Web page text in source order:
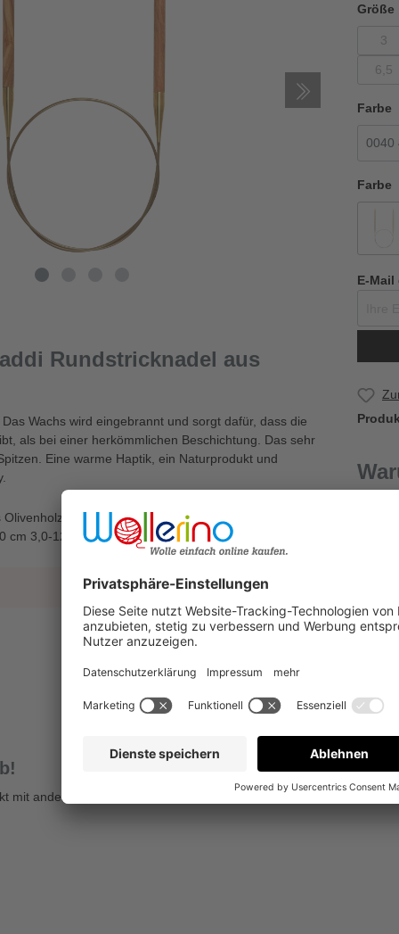
Rundstricknadel aus
Wachs wird eingebrannt und sorgt dafür, dass die
als bei einer herkömmlichen Beschichtung. Das sehr
Eine warme Haptik, ein Naturprodukt und
von nicht mehr tragenden Bäumen, Hülsen
cm 3,0-12,0 mm
4,5
Größe
3
6,5
Farbe
Farbe
E-
mit anderen
Keine Bewertungen gefunden.